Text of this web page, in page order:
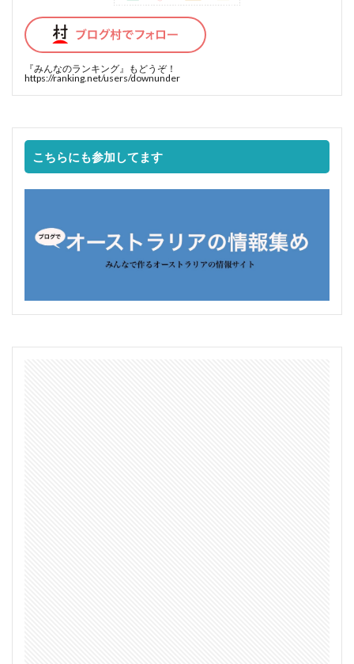
『みんなのランキング』 もどうぞ！
https://ranking.net/users/downunder
こちらにも参加してます